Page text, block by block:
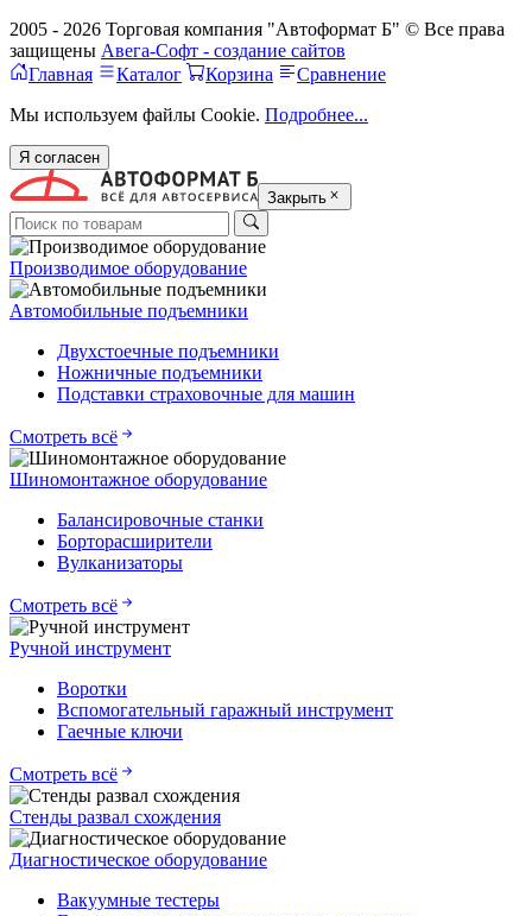
2005 - 2026 Торговая компания "Автоформат Б" © Все права
защищены Авега-Софт - создание сайтов
Главная
Каталог Корзина
Сравнение
Мы используем файлы Cookie. Подробнее...
Я согласен
Закрыть
Производимое оборудование
Автомобильные подъемники
Двухстоечные подъемники
Ножничные подъемники
Подставки страховочные для машин
Смотреть всё
Шиномонтажное оборудование
Балансировочные станки
Борторасширители
Вулканизаторы
Смотреть всё
Ручной инструмент
Воротки
Вспомогательный гаражный инструмент
Гаечные ключи
Смотреть всё
Стенды развал схождения
Диагностическое оборудование
Вакуумные тестеры